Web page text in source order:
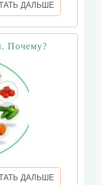
ДАЛЬШЕ
Почему?
ДАЛЬШЕ